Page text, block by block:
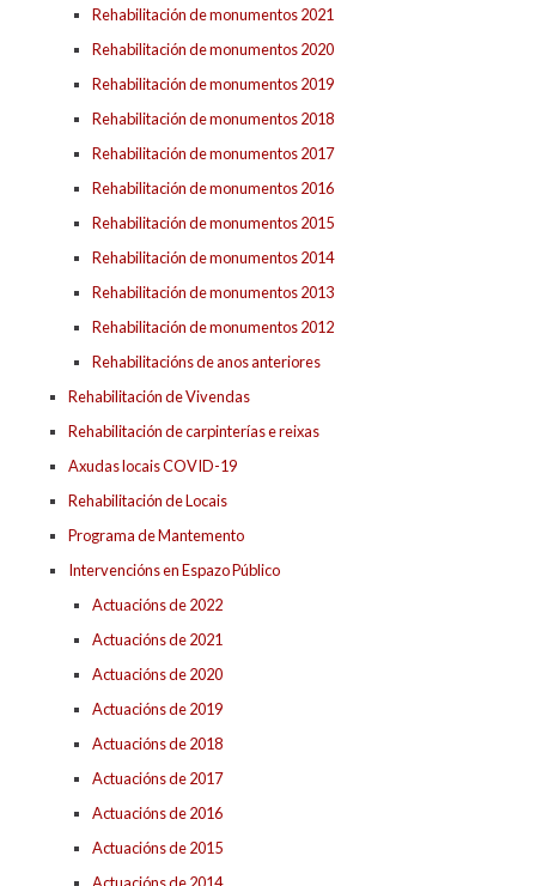
Rehabilitación de monumentos 2021
Rehabilitación de monumentos 2020
Rehabilitación de monumentos 2019
Rehabilitación de monumentos 2018
Rehabilitación de monumentos 2017
Rehabilitación de monumentos 2016
Rehabilitación de monumentos 2015
Rehabilitación de monumentos 2014
Rehabilitación de monumentos 2013
Rehabilitación de monumentos 2012
Rehabilitacións de anos anteriores
Rehabilitación de Vivendas
Rehabilitación de carpinterías e reixas
Axudas locais COVID-19
Rehabilitación de Locais
Programa de Mantemento
Intervencións en Espazo Público
Actuacións de 2022
Actuacións de 2021
Actuacións de 2020
Actuacións de 2019
Actuacións de 2018
Actuacións de 2017
Actuacións de 2016
Actuacións de 2015